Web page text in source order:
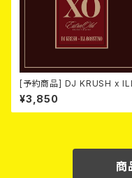
[予約商品] DJ KRUSH x
BOSSTINO / XO (CD)(通常
盤) 2026年8月5日発売！
¥3,850
商